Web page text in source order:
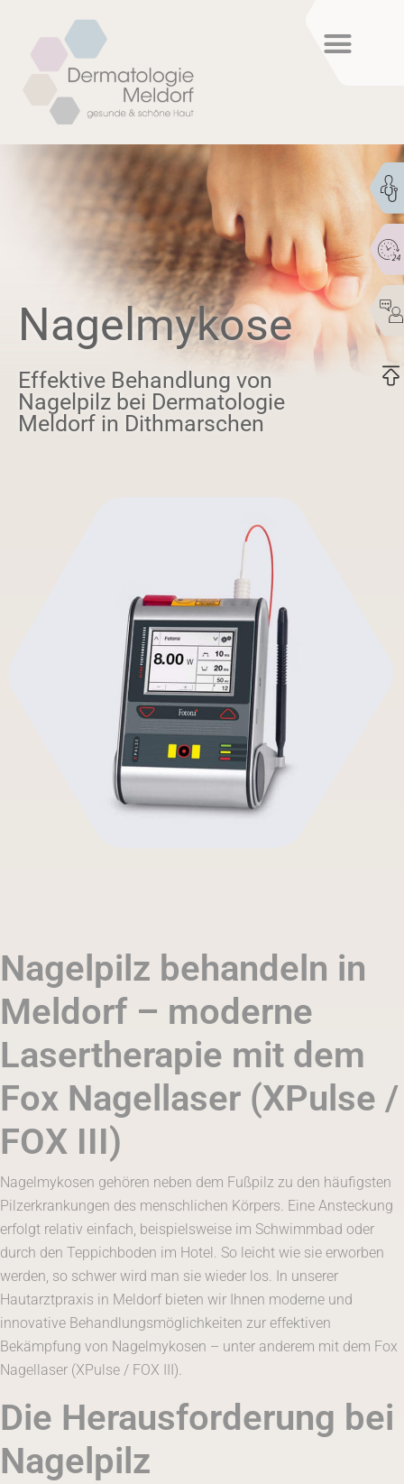
Nagelmykose
Effektive Behandlung von
Nagelpilz bei Dermatologie
Meldorf in Dithmarschen
Nagelpilz behandeln in
Meldorf – moderne
Lasertherapie mit dem
Fox Nagellaser (XPulse /
FOX III)
Nagelmykosen gehören neben dem Fußpilz zu den häufigsten
Pilzerkrankungen des menschlichen Körpers. Eine Ansteckung
erfolgt relativ einfach, beispielsweise im Schwimmbad oder
durch den Teppichboden im Hotel. So leicht wie sie erworben
werden, so schwer wird man sie wieder los. In unserer
Hautarztpraxis in Meldorf bieten wir Ihnen moderne und
innovative Behandlungsmöglichkeiten zur effektiven
Bekämpfung von Nagelmykosen – unter anderem mit dem Fox
Nagellaser (XPulse / FOX III).
Die Herausforderung bei
Nagelpilz